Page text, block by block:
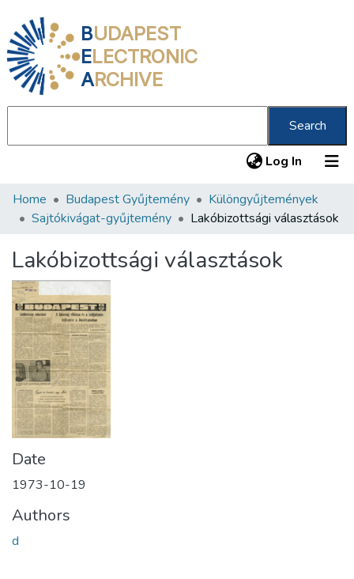
BUDAPEST
ELECTRONIC
ARCHIVE
Search
Log In (current)
Communities & Collections
Statistics
About us
Home Budapest Gyűjtemény
Különgyűjtemények
Sajtókivágat-gyűjtemény
Lakóbizottsági választások
Lakóbizottsági választások
Date
1973-10-19
Authors
d